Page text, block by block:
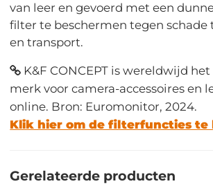
van leer en gevoerd met een
filter te beschermen tegen schade
en transport.
K&F CONCEPT is wereldwijd
merk voor camera-accessoires en
online. Bron: Euromonitor, 2024.
Klik hier om de filterfuncties te
Gerelateerde producten